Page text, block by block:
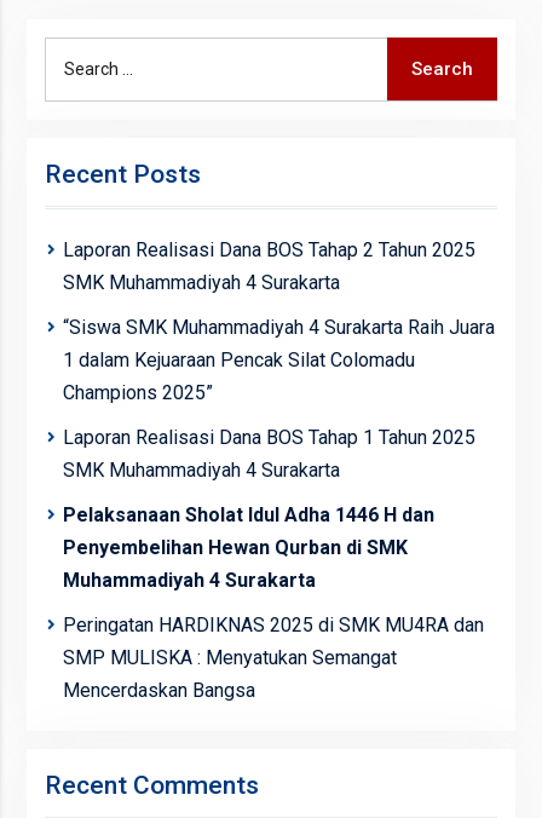
Search
Recent Posts
Laporan Realisasi Dana BOS Tahap 2 Tahun 2025
SMK Muhammadiyah 4 Surakarta
“Siswa SMK Muhammadiyah 4 Surakarta Raih Juara
1 dalam Kejuaraan Pencak Silat Colomadu
Champions 2025”
Laporan Realisasi Dana BOS Tahap 1 Tahun 2025
SMK Muhammadiyah 4 Surakarta
Pelaksanaan Sholat Idul Adha 1446 H dan
Penyembelihan Hewan Qurban di SMK
Muhammadiyah 4 Surakarta
Peringatan HARDIKNAS 2025 di SMK MU4RA dan
SMP MULISKA : Menyatukan Semangat
Mencerdaskan Bangsa
Recent Comments